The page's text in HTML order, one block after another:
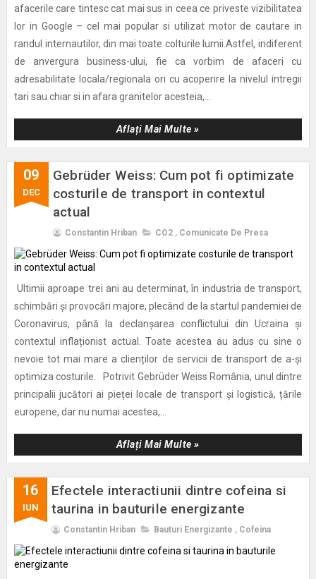
afacerile care tintesc cat mai sus in ceea ce priveste vizibilitatea
lor in Google – cel mai popular si utilizat motor de cautare in
randul internautilor, din mai toate colturile lumii.Astfel, indiferent
de anvergura business-ului, fie ca vorbim de afaceri cu
adresabilitate locala/regionala ori cu acoperire la nivelul intregii
tari sau chiar si in afara granitelor acesteia,...
Aflați Mai Multe »
09
DEC
Gebrüder Weiss: Cum pot fi optimizate
costurile de transport in contextul
actual
Constantin Hriban CO2 , Comunicate De Presa
Ultimii aproape trei ani au determinat, în industria de transport,
schimbări și provocări majore, plecând de la startul pandemiei de
Coronavirus, până la declanșarea conflictului din Ucraina și
contextul inflaționist actual. Toate acestea au adus cu sine o
nevoie tot mai mare a clienților de servicii de transport de a-și
optimiza costurile. Potrivit Gebrüder Weiss România, unul dintre
principalii jucători ai pieței locale de transport și logistică, țările
europene, dar nu numai acestea,...
Aflați Mai Multe »
16
IUN
Efectele interactiunii dintre cofeina si
taurina in bauturile energizante
Constantin Hriban Bauturi Energizante , Cofeina